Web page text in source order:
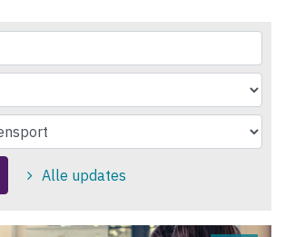
Alle updates